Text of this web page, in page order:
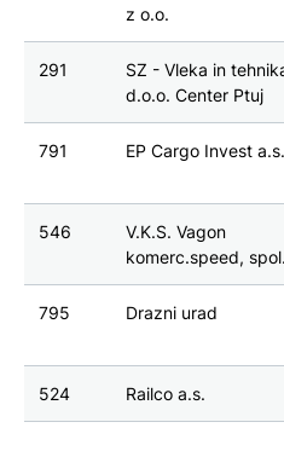
z o.o.
291
SZ - Vleka in
d.o.o. Center Ptuj
791 EP Cargo Invest a.s.
546
V.K.S. Vagon
komerc.speed,
795 Drazni urad
524 Railco a.s.